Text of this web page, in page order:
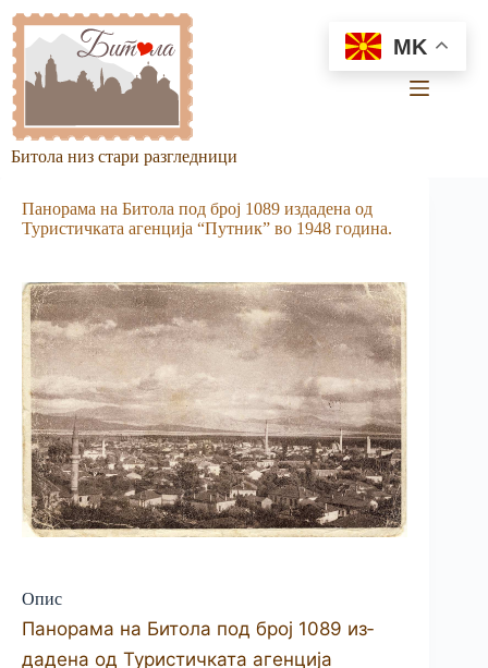
content
Битола низ стари разгледници
Панорама на Би­тола под број 1089 из­дадена од
Туристичката агенција “Путник” во 1948 година.
Опис
Панорама на Би­тола под број 1089 из­
дадена од Туристичката агенција
MK